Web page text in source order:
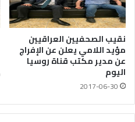
نقيب الصحفيين العراقيين
مؤيد اللامي يعلن عن الإفراج
عن مدير مكتب قناة روسيا
اليوم
2017-06-30